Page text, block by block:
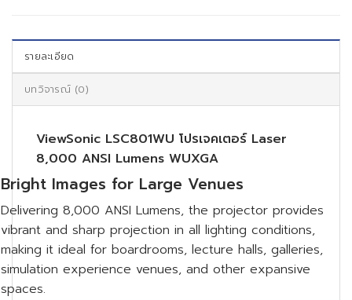
รายละเอียด
บทวิจารณ์ (0)
ViewSonic LSC801WU โปรเจคเตอร์ Laser
8,000 ANSI Lumens WUXGA
Bright Images for Large Venues
Delivering 8,000 ANSI Lumens, the projector provides
vibrant and sharp projection in all lighting conditions,
making it ideal for boardrooms, lecture halls, galleries,
simulation experience venues, and other expansive
spaces.